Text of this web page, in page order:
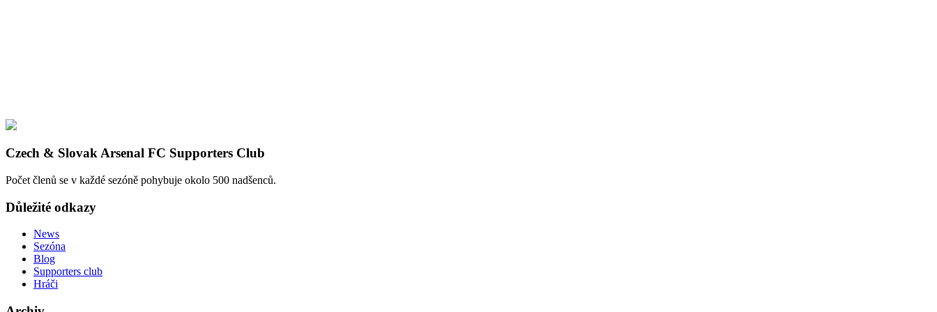
Czech & Slovak Arsenal FC Supporters Club
Počet členů se v každé sezóně pohybuje okolo 500 nadšenců.
Důležité odkazy
News
Sezóna
Blog
Supporters club
Hráči